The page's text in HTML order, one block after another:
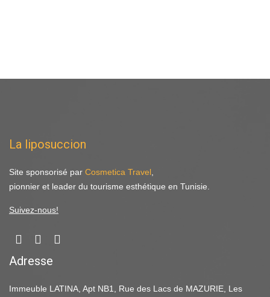
La liposuccion
Site sponsorisé par Cosmetica Travel
pionnier et leader du tourisme esthétique en Tunisie.
Suivez-nous!
Adresse
Immeuble LATINA, Apt NB1, Rue des Lacs de MAZURIE, Les